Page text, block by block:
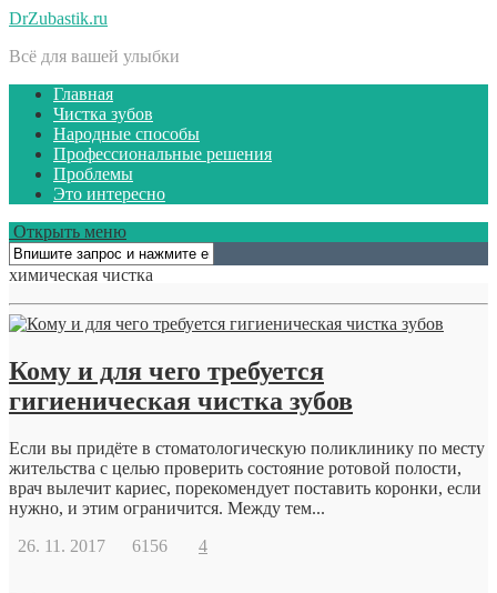
DrZubastik.ru
Всё для вашей улыбки
Главная
Чистка зубов
Народные способы
Профессиональные решения
Проблемы
Это интересно
Открыть меню
химическая чистка
Кому и для чего требуется
гигиеническая чистка зубов
Если вы придёте в стоматологическую поликлинику по месту
жительства с целью проверить состояние ротовой полости,
врач вылечит кариес, порекомендует поставить коронки, если
нужно, и этим ограничится. Между тем...
26. 11. 2017
6156 4